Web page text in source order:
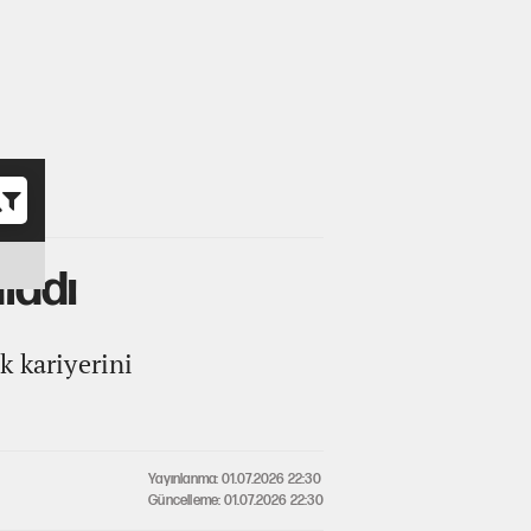
kariyerini
Yayınlanma: 01.07.2026 22:30
Güncelleme: 01.07.2026 22:30